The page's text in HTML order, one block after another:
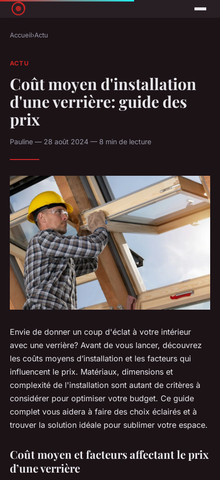
Accueil›Actu
ACTU
Coût moyen d'installation
d'une verrière: guide des
prix
Pauline — 28 août 2024 — 8 min de lecture
Envie de donner un coup d'éclat à votre intérieur
avec une verrière? Avant de vous lancer, découvrez
les coûts moyens d’installation et les facteurs qui
influencent le prix. Matériaux, dimensions et
complexité de l'installation sont autant de critères à
considérer pour optimiser votre budget. Ce guide
complet vous aidera à faire des choix éclairés et à
trouver la solution idéale pour sublimer votre espace.
Coût moyen et facteurs affectant le prix
d’une verrière